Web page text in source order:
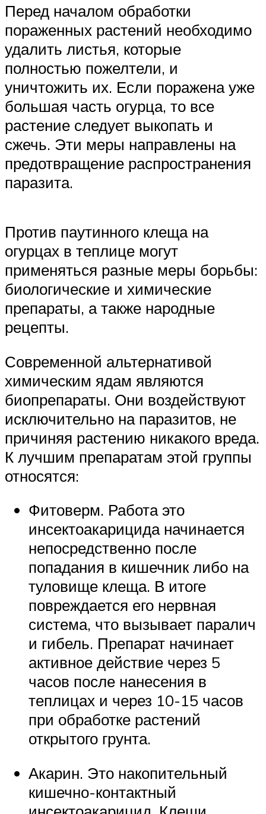
Перед началом обработки
пораженных растений необходимо
удалить листья, которые
полностью пожелтели, и
уничтожить их. Если поражена уже
большая часть огурца, то все
растение следует выкопать и
сжечь. Эти меры направлены на
предотвращение распространения
паразита.
Против паутинного клеща на
огурцах в теплице могут
применяться разные меры борьбы:
биологические и химические
препараты, а также народные
рецепты.
Современной альтернативой
химическим ядам являются
биопрепараты. Они воздействуют
исключительно на паразитов, не
причиняя растению никакого вреда.
К лучшим препаратам этой группы
относятся:
Фитоверм. Работа это
инсектоакарицида начинается
непосредственно после
попадания в кишечник либо на
туловище клеща. В итоге
повреждается его нервная
система, что вызывает паралич
и гибель. Препарат начинает
активное действие через 5
часов после нанесения в
теплицах и через 10-15 часов
при обработке растений
открытого грунта.
Акарин. Это накопительный
кишечно-контактный